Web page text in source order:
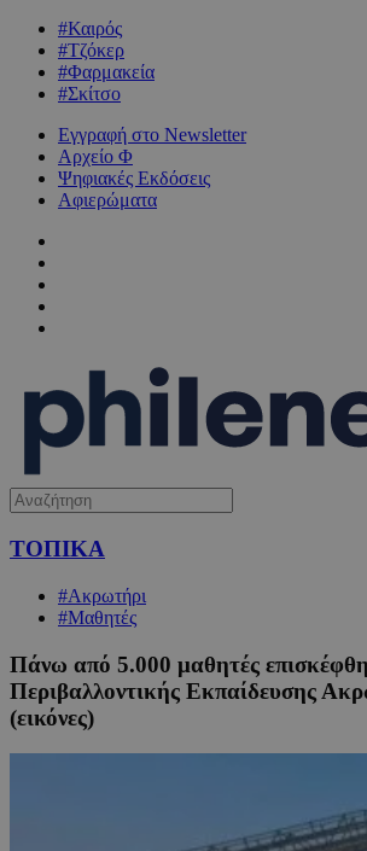
#Καιρός
#Τζόκερ
#Φαρμακεία
#Σκίτσο
Εγγραφή στο Newsletter
Αρχείο Φ
Ψηφιακές Εκδόσεις
Αφιερώματα
ΤΟΠΙΚΑ
#Ακρωτήρι
#Μαθητές
Πάνω από 5.000 μαθητές
Περιβαλλοντικής Εκπαίδευσης
(εικόνες)